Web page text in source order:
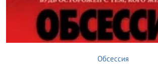
Обсессия